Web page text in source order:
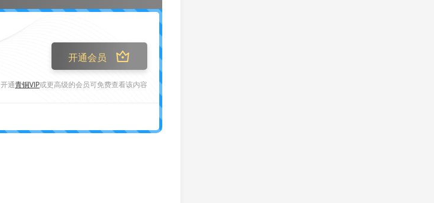
开通会员
开通青铜VIP或更高级的会员可免费查看该内容